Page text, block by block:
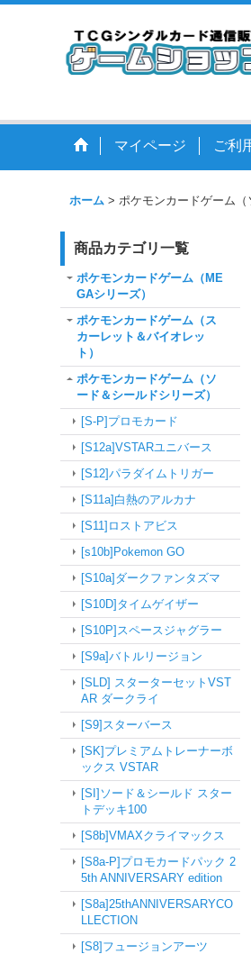
マイページ ご利
ホーム > ポケモンカードゲーム（
商品カテゴリ一覧
ポケモンカードゲーム（ME
GAシリーズ）
ポケモンカードゲーム（ス
カーレット＆バイオレッ
ト）
ポケモンカードゲーム（ソ
ード＆シールドシリーズ）
[S-P]プロモカード
[S12a]VSTARユニバース
[S12]パラダイムトリガー
[S11a]白熱のアルカナ
[S11]ロストアビス
[s10b]Pokemon GO
[S10a]ダークファンタズマ
[S10D]タイムゲイザー
[S10P]スペースジャグラー
[S9a]バトルリージョン
[SLD] スターターセットVST
AR ダークライ
[S9]スターバース
[SK]プレミアムトレーナーボ
ックス VSTAR
[SI]ソード＆シールド スター
トデッキ100
[S8b]VMAXクライマックス
[S8a-P]プロモカードパック 2
5th ANNIVERSARY edition
[S8a]25thANNIVERSARYCO
LLECTION
[S8]フュージョンアーツ